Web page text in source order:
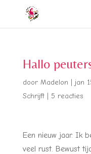
Hallo
door Madelon jan
Schrijft| 5 reacties
Een nieuw jaar. Ik
veel rust. Bewust